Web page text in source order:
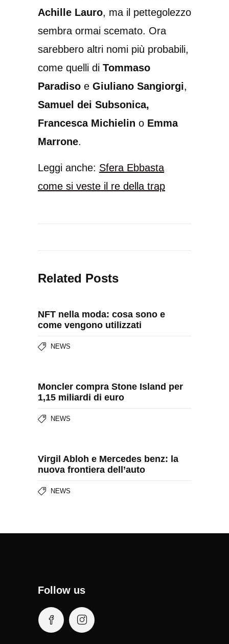
Achille Lauro, ma il pettegolezzo
sembra ormai scemato. Ora
sarebbero altri nomi più probabili,
come quelli di Tommaso
Paradiso e Giuliano Sangiorgi,
Samuel dei Subsonica,
Francesca Michielin o Emma
Marrone.
Leggi anche: Sfera Ebbasta
come si veste il re della trap
Related Posts
NFT nella moda: cosa sono e
come vengono utilizzati
NEWS
Moncler compra Stone Island per
1,15 miliardi di euro
NEWS
Virgil Abloh e Mercedes benz: la
nuova frontiera dell’auto
NEWS
Follow us